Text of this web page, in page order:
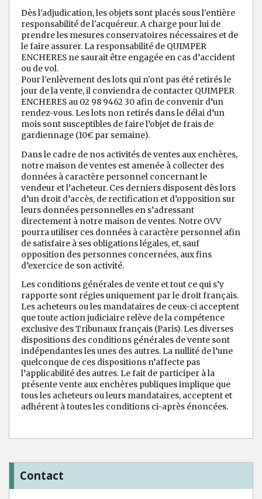
Dès l'adjudication, les objets sont placés sous l'entière
responsabilité de l'acquéreur. A charge pour lui de
prendre les mesures conservatoires nécessaires et de
le faire assurer. La responsabilité de QUIMPER
ENCHERES ne saurait être engagée en cas d’accident
ou de vol.
Pour l'enlèvement des lots qui n'ont pas été retirés le
jour de la vente, il conviendra de contacter QUIMPER
ENCHERES au 02 98 9462 30 afin de convenir d’un
rendez-vous. Les lots non retirés dans le délai d’un
mois sont susceptibles de faire l’objet de frais de
gardiennage (10€ par semaine).
Dans le cadre de nos activités de ventes aux enchères,
notre maison de ventes est amenée à collecter des
données à caractère personnel concernant le
vendeur et l’acheteur. Ces derniers disposent dès lors
d’un droit d’accès, de rectification et d’opposition sur
leurs données personnelles en s’adressant
directement à notre maison de ventes. Notre OVV
pourra utiliser ces données à caractère personnel afin
de satisfaire à ses obligations légales, et, sauf
opposition des personnes concernées, aux fins
d’exercice de son activité.
Les conditions générales de vente et tout ce qui s’y
rapporte sont régies uniquement par le droit français.
Les acheteurs ou les mandataires de ceux-ci acceptent
que toute action judiciaire relève de la compétence
exclusive des Tribunaux français (Paris). Les diverses
dispositions des conditions générales de vente sont
indépendantes les unes des autres. La nullité de l’une
quelconque de ces dispositions n’affecte pas
l’applicabilité des autres. Le fait de participer à la
présente vente aux enchères publiques implique que
tous les acheteurs ou leurs mandataires, acceptent et
adhérent à toutes les conditions ci-après énoncées.
Contact